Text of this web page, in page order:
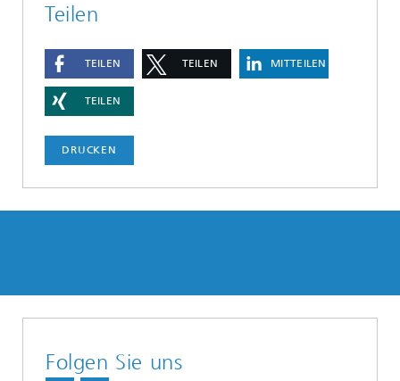
Teilen
TEILEN TEILEN MITTEILEN
TEILEN
DRUCKEN
Folgen Sie uns